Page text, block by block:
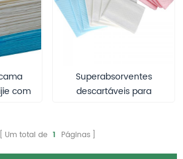
com
Superabsorventes
descartáveis ​​para
Um total de 1 Páginas